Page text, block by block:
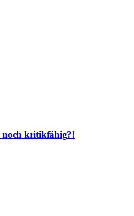
noch kritikfähig?!